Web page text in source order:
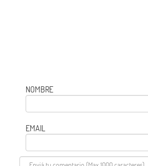
NOMBRE
EMAIL